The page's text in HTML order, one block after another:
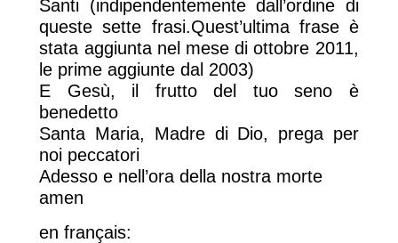
Santi (indipendentemente dall’ordine di
queste sette frasi.Quest’ultima frase è
stata aggiunta nel mese di ottobre 2011,
le prime aggiunte dal 2003)
E Gesù, il frutto del tuo seno è
benedetto
Santa Maria, Madre di Dio, prega per
noi peccatori
Adesso e nell’ora della nostra morte
amen
en français: